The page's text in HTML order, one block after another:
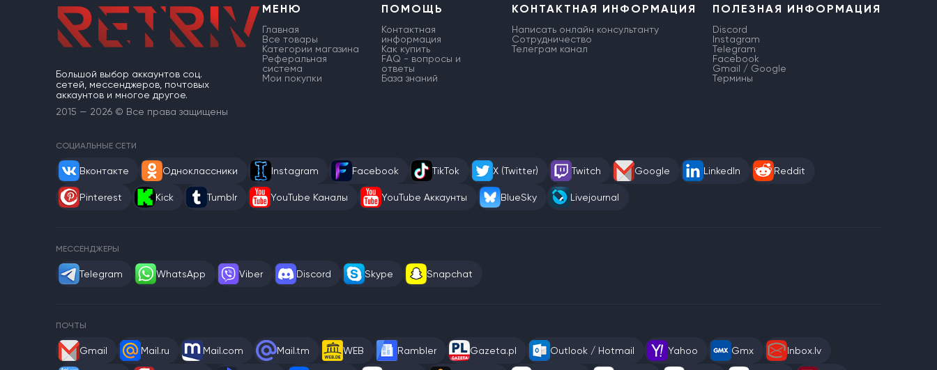
Большой выбор аккаунтов соц.
сетей, мессенджеров, почтовых
аккаунтов и многое другое.
2015 — 2026 © Все права защищены
МЕНЮ
Главная
Все товары
Категории магазина
Реферальная
система
Мои покупки
ПОМОЩЬ
Контактная
информация
Как купить
FAQ - вопросы и
ответы
База знаний
КОНТАКТНАЯ ИНФОРМАЦИЯ
Написать онлайн консультанту
Сотрудничество
Телеграм канал
ПОЛЕЗНАЯ ИНФОРМАЦИЯ
Discord
Instagram
Telegram
Facebook
Gmail / Google
Термины
СОЦИАЛЬНЫЕ СЕТИ
Вконтакте Одноклассники Instagram Facebook TikTok X (Twitter) Twitch Google LinkedIn Reddit
Pinterest Kick Tumblr YouTube Каналы YouTube Аккаунты BlueSky Livejournal
МЕССЕНДЖЕРЫ
Telegram WhatsApp Viber Discord Skype Snapchat
ПОЧТЫ
Gmail Mail.ru Mail.com Mail.tm WEB Rambler Gazeta.pl Outlook / Hotmail Yahoo Gmx Inbox.lv